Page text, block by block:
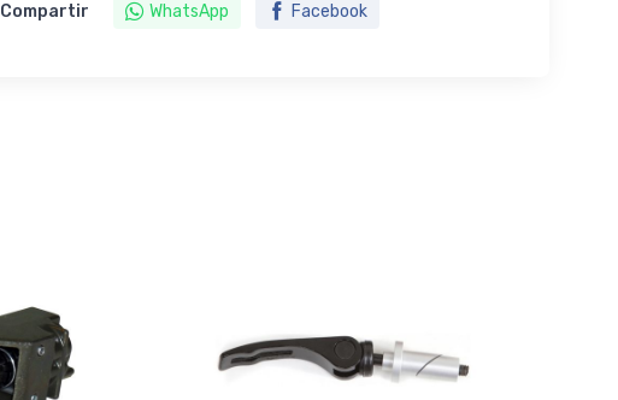
Compartir WhatsApp Facebook